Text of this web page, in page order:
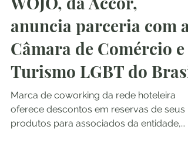
WOJO, da Accor,
anuncia parceria com a
Câmara de Comércio e
Turismo LGBT do Brasil
Marca de coworking da rede hoteleira
oferece descontos em reservas de seus